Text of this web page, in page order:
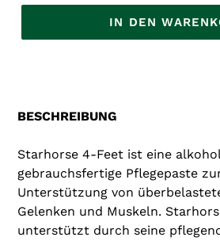
IN DEN
Warenkorb
BESCHREIBUNG
Starhorse 4-Feet ist eine
gebrauchsfertige Pflegepaste
Unterstützung von
Gelenken und Muskeln.
unterstützt durch seine